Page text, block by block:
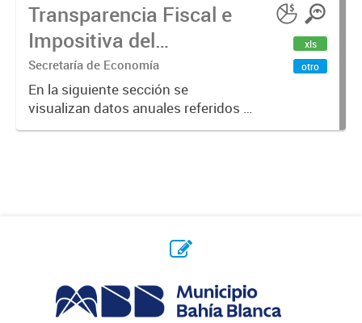
Transparencia Fiscal e
Impositiva del
Municipio. Año 2023
Secretaría de Economía
En la siguiente sección se
visualizan datos anuales referidos a
la transparencia fiscal e impositiva
xls
otro